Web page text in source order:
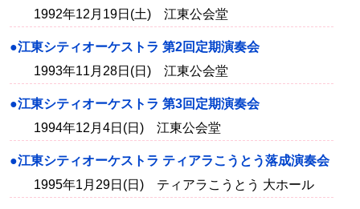
1992年12月19日(土) 江東公会堂
●江東シティオーケストラ 第2回定期演奏会
1993年11月28日(日) 江東公会堂
●江東シティオーケストラ 第3回定期演奏会
1994年12月4日(日) 江東公会堂
●江東シティオーケストラ ティアラこうとう落成演奏会
1995年1月29日(日) ティアラこうとう 大ホール